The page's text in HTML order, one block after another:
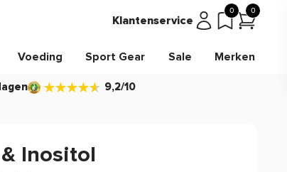
Klantenservice
0 0
Voeding Sport Gear Sale Merken
9,2/10
Inositol